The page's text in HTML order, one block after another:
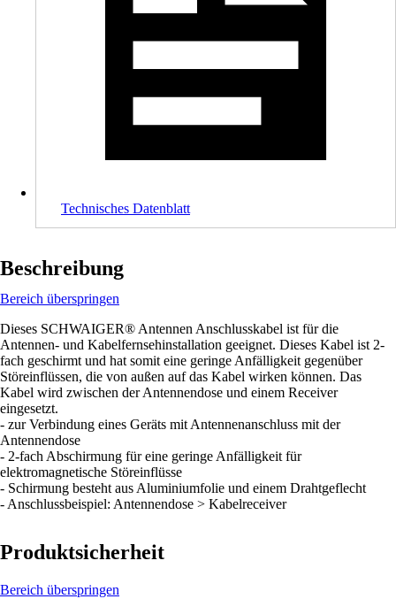
Technisches Datenblatt
Beschreibung
Bereich überspringen
Dieses SCHWAIGER® Antennen Anschlusskabel ist für die
Antennen- und Kabelfernsehinstallation geeignet. Dieses Kabel ist 2-
fach geschirmt und hat somit eine geringe Anfälligkeit gegenüber
Störeinflüssen, die von außen auf das Kabel wirken können. Das
Kabel wird zwischen der Antennendose und einem Receiver
eingesetzt.
- zur Verbindung eines Geräts mit Antennenanschluss mit der
Antennendose
- 2-fach Abschirmung für eine geringe Anfälligkeit für
elektromagnetische Störeinflüsse
- Schirmung besteht aus Aluminiumfolie und einem Drahtgeflecht
- Anschlussbeispiel: Antennendose > Kabelreceiver
Produktsicherheit
Bereich überspringen